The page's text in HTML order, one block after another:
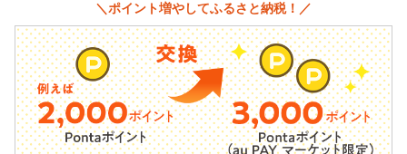
＼ポイント増やしてふるさと納税！／